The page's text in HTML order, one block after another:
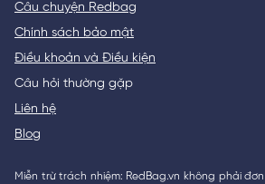
Câu chuyện Redbag
Chính sách bảo mật
Điều khoản và Điều kiện
Câu hỏi thường gặp
Liên hệ
Blog
Miễn trừ trách nhiệm: RedBag.vn không phải